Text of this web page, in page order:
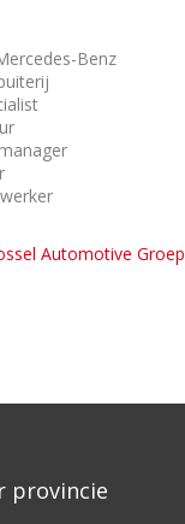
Benz
Automotive Groep
provincie